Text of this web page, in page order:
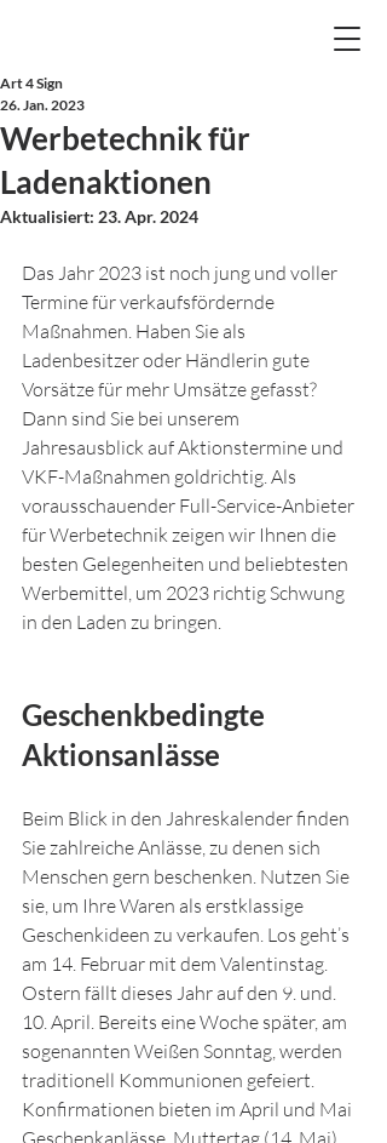
Werbetechnik für
Ladenaktionen
Art 4 Sign
26. Jan. 2023
Aktualisiert: 23. Apr. 2024
Das Jahr 2023 ist noch jung und voller
Termine für verkaufsfördernde
Maßnahmen. Haben Sie als
Ladenbesitzer oder Händlerin gute
Vorsätze für mehr Umsätze gefasst?
Dann sind Sie bei unserem
Jahresausblick auf Aktionstermine und
VKF-Maßnahmen goldrichtig. Als
vorausschauender Full-Service-Anbieter
für Werbetechnik zeigen wir Ihnen die
besten Gelegenheiten und beliebtesten
Werbemittel, um 2023 richtig Schwung
in den Laden zu bringen.
Geschenkbedingte
Aktionsanlässe
Beim Blick in den Jahreskalender finden
Sie zahlreiche Anlässe, zu denen sich
Menschen gern beschenken. Nutzen Sie
sie, um Ihre Waren als erstklassige
Geschenkideen zu verkaufen. Los geht’s
am 14. Februar mit dem Valentinstag.
Ostern fällt dieses Jahr auf den 9. und.
10. April. Bereits eine Woche später, am
sogenannten Weißen Sonntag, werden
traditionell Kommunionen gefeiert.
Konfirmationen bieten im April und Mai
Geschenkanlässe. Muttertag (14. Mai)